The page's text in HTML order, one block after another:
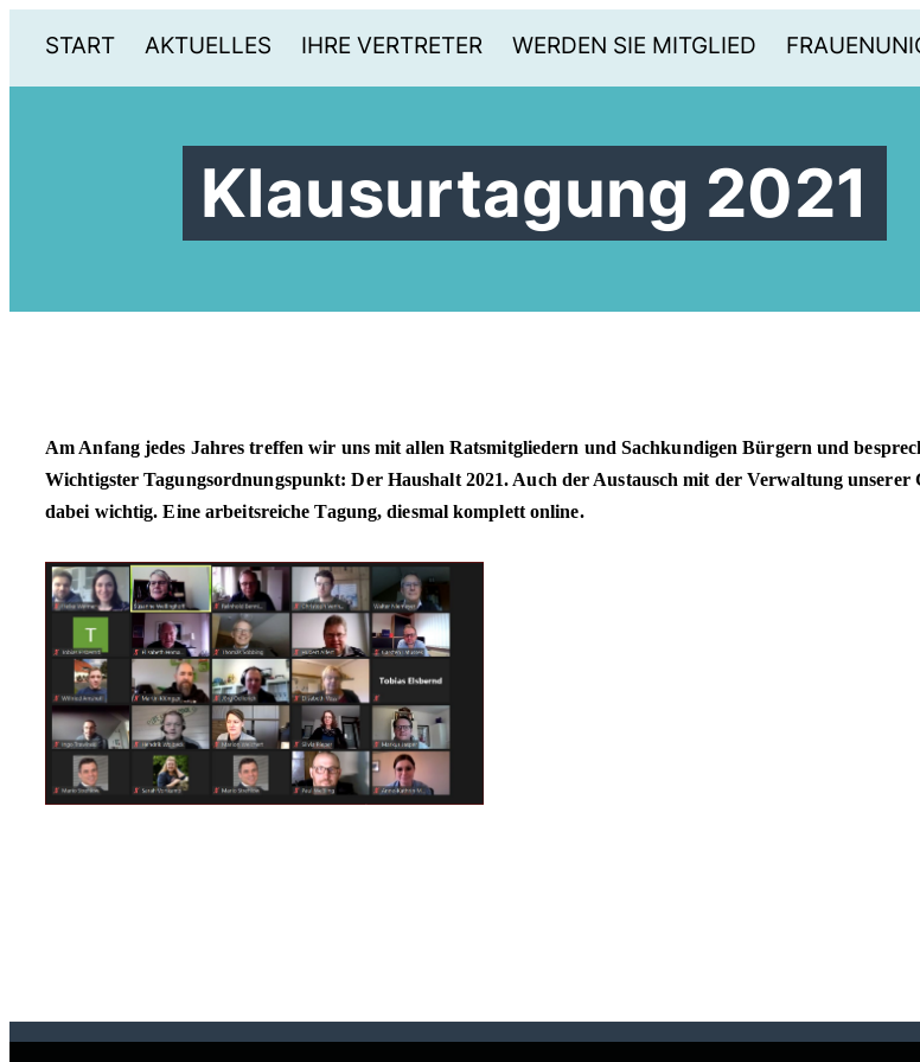
START AKTUELLES IHRE VERTRETER WERDEN SIE MITGLIED
Klausurtagung 2021
Am Anfang jedes Jahres treffen wir uns mit allen Ratsmitgliedern und Sachkundigen Bürgern und
Wichtigster Tagungsordnungspunkt: Der Haushalt 2021. Auch der Austausch mit der Verwaltung unserer
dabei wichtig. Eine arbeitsreiche Tagung, diesmal komplett online.